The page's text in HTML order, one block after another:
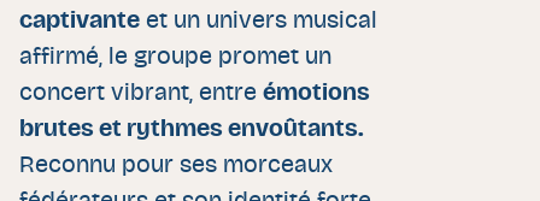
captivante et un univers musical
affirmé, le groupe promet un
concert vibrant, entre émotions
brutes et rythmes envoûtants.
Reconnu pour ses morceaux